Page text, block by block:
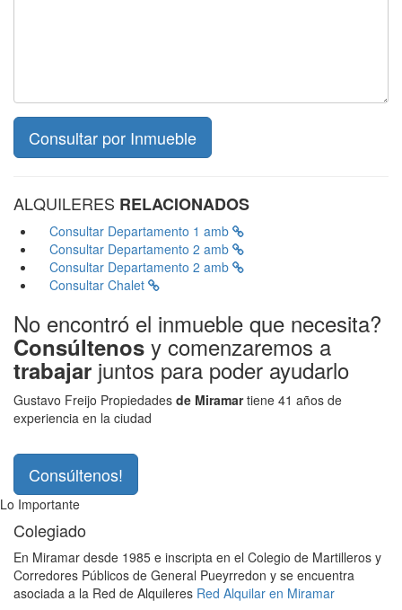
ALQUILERES RELACIONADOS
Consultar Departamento 1 amb
Consultar Departamento 2 amb
Consultar Departamento 2 amb
Consultar Chalet
No encontró el inmueble que necesita?
Consúltenos y comenzaremos a
trabajar juntos para poder ayudarlo
Gustavo Freijo Propiedades de Miramartiene 41 años de
experiencia en la ciudad
Consúltenos!
Lo Importante
Colegiado
En Miramar desde 1985 e inscripta en el Colegio de Martilleros y
Corredores Públicos de General Pueyrredon y se encuentra
asociada a la Red de Alquileres Red Alquilar en Miramar